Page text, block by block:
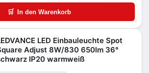
🛒 In den Warenkorb
LED Einbauleuchte Spot
Adjust 8W/830 650lm 36°
IP20 warmweiß